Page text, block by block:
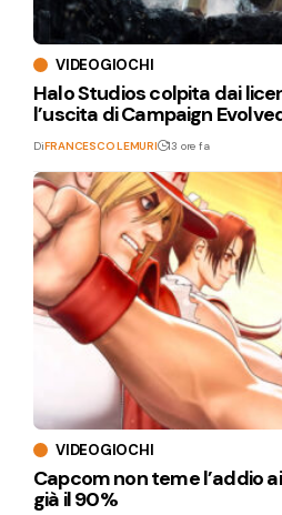
VIDEOGIOCHI
Halo Studios colpita dai
l’uscita di Campaign
DiFRANCESCO LEMURI 13 ore fa
VIDEOGIOCHI
Capcom non teme l’addio
già il 90%